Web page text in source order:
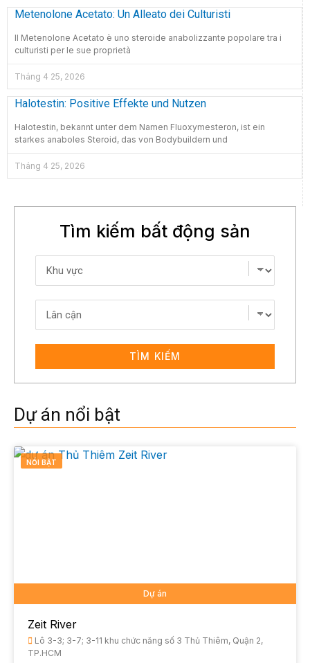
Metenolone Acetato: Un Alleato dei Culturisti
Il Metenolone Acetato è uno steroide anabolizzante popolare tra i
culturisti per le sue proprietà
Tháng 4 25, 2026
Halotestin: Positive Effekte und Nutzen
Halotestin, bekannt unter dem Namen Fluoxymesteron, ist ein
starkes anaboles Steroid, das von Bodybuildern und
Tháng 4 25, 2026
Tìm kiếm bất động sản
TÌM KIẾM
Dự án nổi bật
NỔI BẬT
Dự án
Zeit River
Lô 3-3; 3-7; 3-11 khu chức năng số 3 Thủ Thiêm, Quận 2,
TP.HCM